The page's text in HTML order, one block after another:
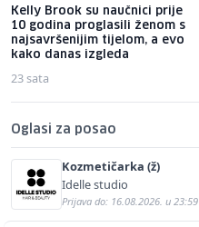
Kelly Brook su naučnici prije
10 godina proglasili ženom s
najsavršenijim tijelom, a evo
kako danas izgleda
23 sata
Oglasi za posao
Kozmetičarka (ž)
Idelle studio
Prijava do: 16.08.2026. u 23:59